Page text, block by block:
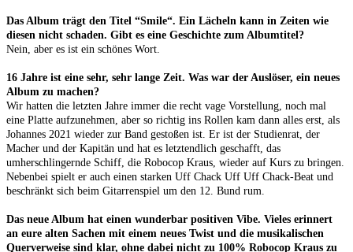
Das Album trägt den Titel “Smile“. Ein Lächeln kann in Zeiten wie
diesen nicht schaden. Gibt es eine Geschichte zum Albumtitel?
Nein, aber es ist ein schönes Wort.
16 Jahre ist eine sehr, sehr lange Zeit. Was war der Auslöser, ein neues
Album zu machen?
Wir hatten die letzten Jahre immer die recht vage Vorstellung, noch mal
eine Platte aufzunehmen, aber so richtig ins Rollen kam dann alles erst, als
Johannes 2021 wieder zur Band gestoßen ist. Er ist der Studienrat, der
Macher und der Kapitän und hat es letztendlich geschafft, das
umherschlingernde Schiff, die Robocop Kraus, wieder auf Kurs zu bringen.
Nebenbei spielt er auch einen starken Uff Chack Uff Uff Chack-Beat und
beschränkt sich beim Gitarrenspiel um den 12. Bund rum.
Das neue Album hat einen wunderbar positiven Vibe. Vieles erinnert
an eure alten Sachen mit einem neues Twist und die musikalischen
Querverweise sind klar, ohne dabei nicht zu 100% Robocop Kraus zu